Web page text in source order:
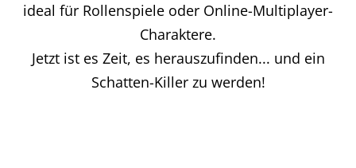
ideal für Rollenspiele oder Online-Multiplayer-
Charaktere.
Jetzt ist es Zeit, es herauszufinden... und ein
Schatten-Killer zu werden!